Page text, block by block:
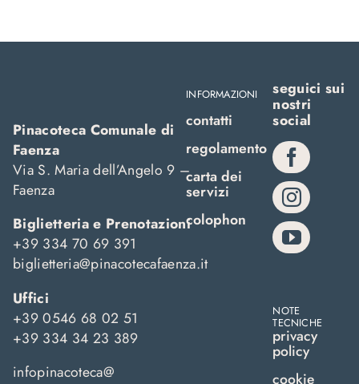
Pinacoteca Comunale di
Faenza
Via S. Maria dell’Angelo 9 –
Faenza
Biglietteria e Prenotazioni
+39 334 70 69 391
biglietteria@pinacotecafaenza.it
Uffici
+39 0546 68 02 51
+39 334 34 23 389
infopinacoteca@
INFORMAZIONI
contatti
regolamento
carta dei
servizi
colophon
seguici sui
nostri
social
NOTE
TECNICHE
privacy
policy
cookie